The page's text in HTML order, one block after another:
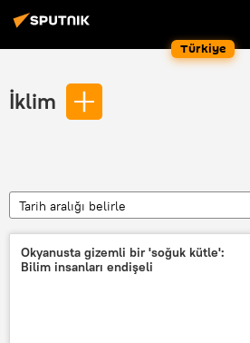
Türkiye
İklim
Tarih aralığı belirle
Okyanusta gizemli bir 'soğuk kütle':
Bilim insanları endişeli